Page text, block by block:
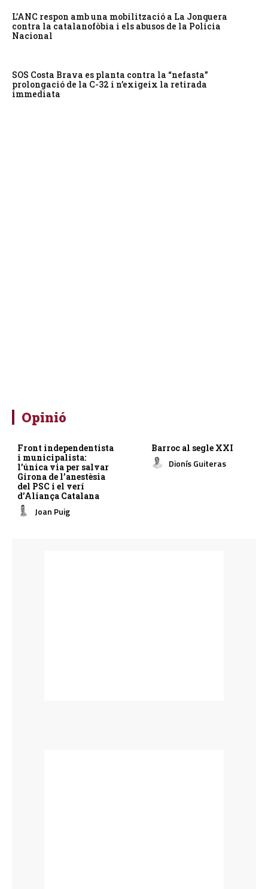
L’ANC respon amb una mobilització a La Jonquera
contra la catalanofòbia i els abusos de la Policia
Nacional
SOS Costa Brava es planta contra la “nefasta”
prolongació de la C-32 i n’exigeix la retirada
immediata
Opinió
Front independentista
i municipalista:
l’única via per salvar
Girona de l’anestèsia
del PSC i el verí
d’Aliança Catalana
Joan Puig
Barroc al segle XXI
Dionís Guiteras